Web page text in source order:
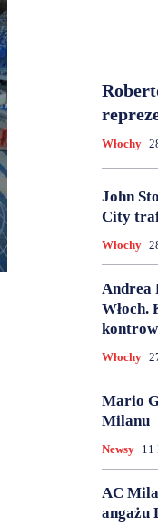
Włochy
John
City
Włochy
Andrea
Włoch.
Włochy
Mario
Milanu
Newsy 11
AC
angażu